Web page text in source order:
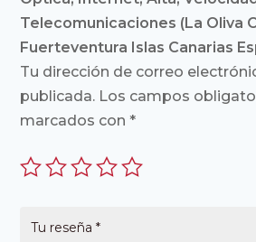
Telecomunicaciones (La Oliva
Fuerteventura Islas Canarias
Tu dirección de correo
publicada. Los campos
marcados con*